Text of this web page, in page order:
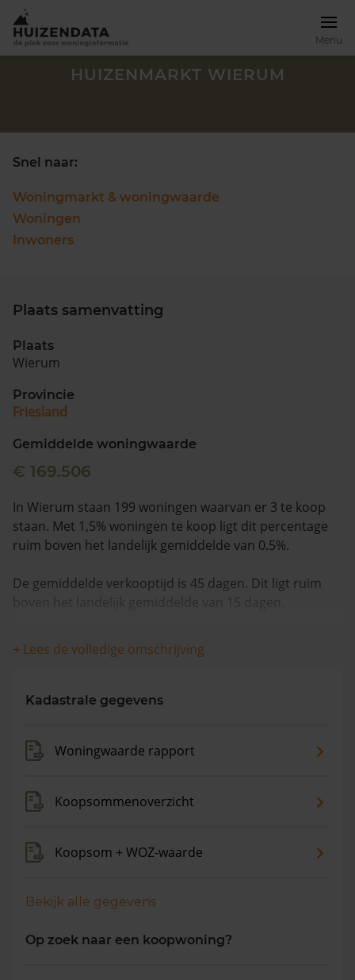
Menu
Zoek een woning
088 220 4200
Maandag t/m vrijdag - 08:00 -18:00
HUIZENMARKT WIERUM
Snel naar:
Woningmarkt & woningwaarde
Woningen
Inwoners
Plaats samenvatting
Plaats
Wierum
Provincie
Friesland
Gemiddelde woningwaarde
€ 169.506
In Wierum staan 199 woningen waarvan er 3 te koop
staan. Met 1,5% woningen te koop ligt dit percentage
ruim boven het landelijk gemiddelde van 0.5%.
De gemiddelde verkooptijd is 45 dagen. Dit ligt ruim
boven het landelijk gemiddelde van 15 dagen.
Wanneer we naar de laatste 12 maanden kijken
worden appartementen gemiddeld voor €250.000
gemiddelde vraagprijs is €206.167. In de afgelopen 12
+ Lees de volledige omschrijving
Kadastrale gegevens
Woningwaarde rapport
Koopsommenoverzicht
Koopsom + WOZ-waarde
Bekijk alle gegevens
Op zoek naar een koopwoning?